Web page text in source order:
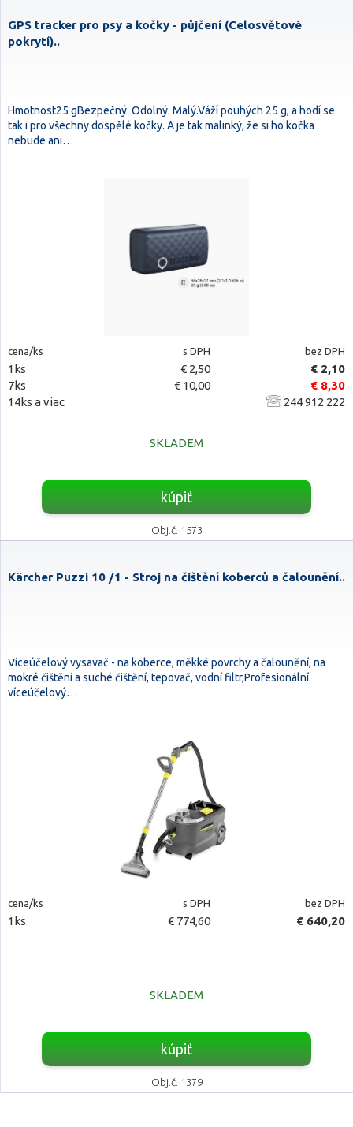
GPS tracker pro psy a kočky - půjčení (Celosvětové
pokrytí)..
Hmotnost25 gBezpečný. Odolný. Malý.Váží pouhých 25 g, a hodí se
tak i pro všechny dospělé kočky. A je tak malinký, že si ho kočka
nebude ani…
cena/ks s DPH bez DPH
1ks € 2,50
€ 2,10
7ks
€ 10,00
€ 8,30
14ks a viac
244 912 222
SKLADEM
kúpiť
Obj.č. 1573
Kärcher Puzzi 10 /1 - Stroj na čištění koberců a čalounění..
Víceúčelový vysavač - na koberce, měkké povrchy a čalounění, na
mokré čištění a suché čištění, tepovač, vodní filtr,Profesionální
víceúčelový…
cena/ks s DPH bez DPH
1ks € 774,60 € 640,20
SKLADEM
kúpiť
Obj.č. 1379